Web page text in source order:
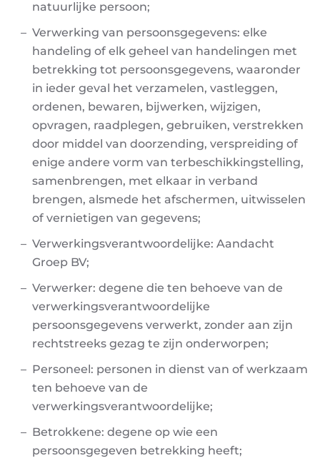
natuurlijke persoon;
Verwerking van persoonsgegevens: elke
handeling of elk geheel van handelingen met
betrekking tot persoonsgegevens, waaronder
in ieder geval het verzamelen, vastleggen,
ordenen, bewaren, bijwerken, wijzigen,
opvragen, raadplegen, gebruiken, verstrekken
door middel van doorzending, verspreiding of
enige andere vorm van terbeschikkingstelling,
samenbrengen, met elkaar in verband
brengen, alsmede het afschermen, uitwisselen
of vernietigen van gegevens;
Verwerkingsverantwoordelijke: Aandacht
Groep BV;
Verwerker: degene die ten behoeve van de
verwerkingsverantwoordelijke
persoonsgegevens verwerkt, zonder aan zijn
rechtstreeks gezag te zijn onderworpen;
Personeel: personen in dienst van of werkzaam
ten behoeve van de
verwerkingsverantwoordelijke;
Betrokkene: degene op wie een
persoonsgegeven betrekking heeft;